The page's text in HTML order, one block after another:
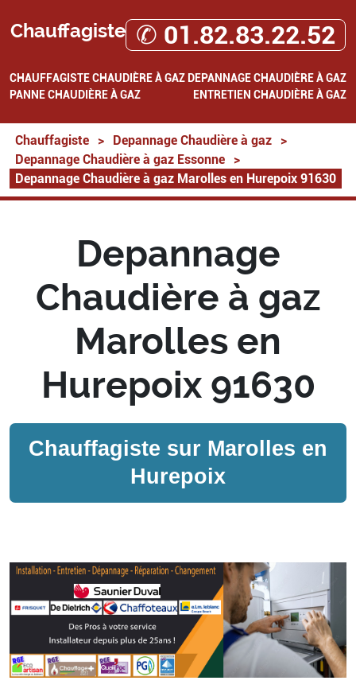
Chauffagiste ✆ 01.82.83.22.52
CHAUFFAGISTECHAUDIÈRE À GAZ DEPANNAGE CHAUDIÈRE À GAZ
PANNE CHAUDIÈRE À GAZ
ENTRETIEN CHAUDIÈRE À GAZ
Chauffagiste > Depannage Chaudière à gaz
>
Depannage Chaudière à gaz Essonne
>
Depannage Chaudière à gaz Marolles en Hurepoix 91630
Depannage
Chaudière à gaz
Marolles en
Hurepoix 91630
Chauffagiste sur Marolles en
Hurepoix